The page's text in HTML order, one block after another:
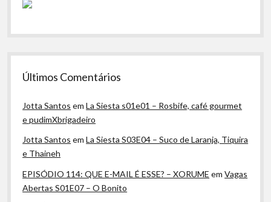
Últimos Comentários
Jotta Santos emLa Siesta s01e01 – Rosbife, café gourmet
e pudimXbrigadeiro
Jotta Santos emLa Siesta S03E04 – Suco de Laranja, Tiquira
e Thaineh
EPISÓDIO 114: QUE E-MAIL É ESSE? – XORUME emVagas
Abertas S01E07 – O Bonito